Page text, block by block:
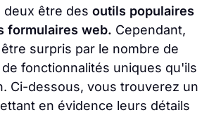
deux être des outils populaires
formulaires web. Cependant,
surpris par le nombre de
fonctionnalités uniques qu'ils
Ci-dessous, vous trouverez un
en évidence leurs détails